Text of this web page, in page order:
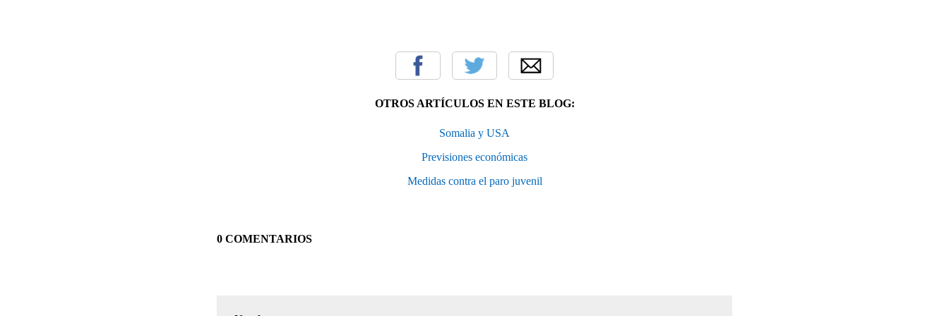
OTROS ARTÍCULOS EN ESTE BLOG:
Somalia y USA
Previsiones económicas
Medidas contra el paro juvenil
0 COMENTARIOS